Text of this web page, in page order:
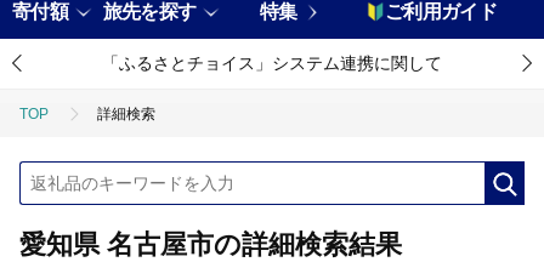
寄付額 旅先を探す 特集 ご利用ガイド
「ふるさとチョイス」システム連携に関して
TOP 詳細検索
愛知県 名古屋市の詳細検索結果